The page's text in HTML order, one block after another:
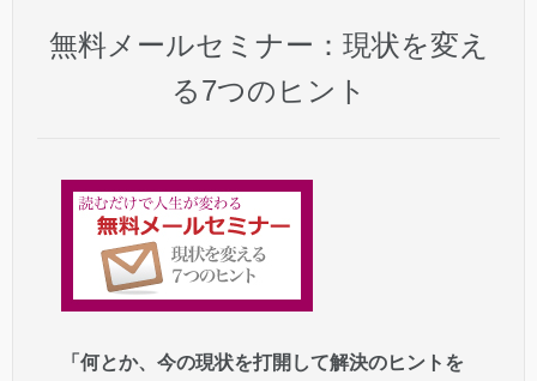
無料メールセミナー：現状を変え
る7つのヒント
「何とか、今の現状を打開して解決のヒントを